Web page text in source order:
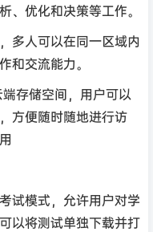
、优化和决策等工作。
多人可以在同一区域内
和交流能力。
存储空间，用户可以
方便随时随地进行访
试模式，允许用户对学
以将测试单独下载并打